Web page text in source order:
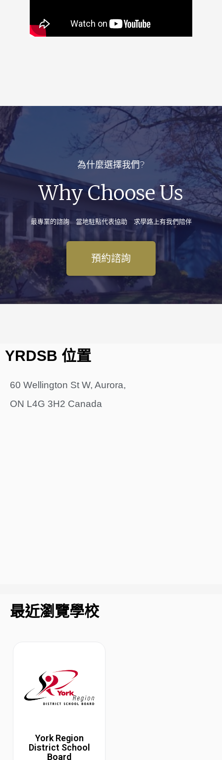
為什麼選擇我們?
Why Choose Us
最專業的諮詢 當地駐點代表協助 求學路上有我們陪伴
預約諮詢
YRDSB 位置
60 Wellington St W, Aurora,
ON L4G 3H2 Canada
最近瀏覽學校
York Region
District School
Board